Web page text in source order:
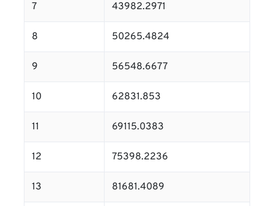
7 43982.2971
8 50265.4824
9 56548.6677
10 62831.853
11 69115.0383
12 75398.2236
13 81681.4089